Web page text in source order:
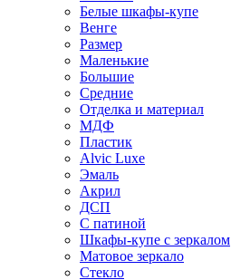
Белые шкафы-купе
Венге
Размер
Маленькие
Большие
Средние
Отделка и материал
МДФ
Пластик
Alvic Luxe
Эмаль
Акрил
ДСП
С патиной
Шкафы-купе с зеркалом
Матовое зеркало
Стекло